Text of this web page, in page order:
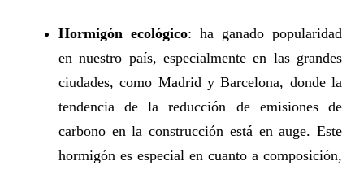
Hormigón ecológico: ha ganado popularidad
en nuestro país, especialmente en las grandes
ciudades, como Madrid y Barcelona, donde la
tendencia de la reducción de emisiones de
carbono en la construcción está en auge. Este
hormigón es especial en cuanto a composición,